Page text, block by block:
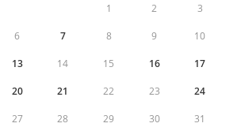
1 2 3
6 7 8 9 10
13 14 15 16 17
20 21 22 23 24
27 28 29 30 31